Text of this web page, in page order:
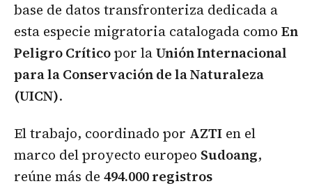
base de datos transfronteriza dedicada a
esta especie migratoria catalogada como En
Peligro Críticopor laUnión Internacional
para la Conservación de la Naturaleza
(UICN).
El trabajo, coordinado por AZTI en el
marco del proyecto europeo Sudoang,
reúne más de 494.000 registros